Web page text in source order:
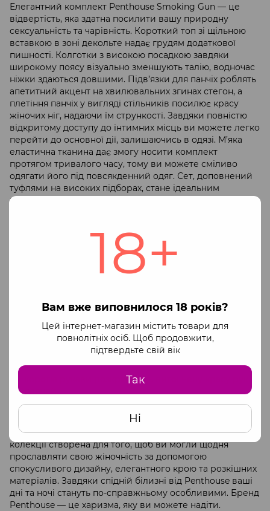
18+
Вам вже виповнилося 18 років?
Цей інтернет-магазин містить товари для
повнолітніх осіб. Щоб продовжити,
підтвердьте свій вік
Так
Ні
Елегантний комплект Penthouse Smoking Gun — це
відвертість, яка здатна посилити вашу природну
сексуальність та чарівність. Короткий топ зі щільною
вставкою в зоні декольте надає грудям додаткової
пишності. Колготки з високою посадкою завдяки
широкому поясу візуально зменшують талію, водночас
ніжки здаються довшими. Підв’язки для панчіх роблять
апетитний акцент на хвилювальних згинах стегон, а
плетіння панчіх у вигляді стільників посилює красу
жіночих ніг, надаючи їм стрункості. Завдяки повністю
відкритому доступу до інтимних місць ви можете легко
перейти до основної дії, залишаючись в одязі. М’яка
еластична тканина дає змогу носити комплект
протягом тривалого часу, тому ви можете сміливо
одягати його під повсякденний одяг. Сет, доповнений
туфлями на високих підборах, стане ідеальним
варіантом для романтичного вечора або сміливої
еластична сіточка ідеально сідає по фігурі;
незвичайний малюнок підкреслює привабливу
виразними;
висока посадка колготок із широким поясом
візуально зменшує об’єм талії;
незвичайне плетіння колготок додає ніжкам
короткі рукави розкривають витончену красу рук та
Будьте різними, будьте впевненими, будьте
неординарними, будьте дівчиною Penthouse — це
слоган нової колекції Penthouse. Уся лінія нової
колекції створена для того, щоб ви могли щодня
прославляти свою жіночність за допомогою
спокусливого дизайну, елегантного крою та розкішних
матеріалів. Завдяки спідній білизні від Penthouse ваші
дні та ночі стануть по-справжньому особливими. Бренд
Penthouse — це харизма, яку ви можете надіти.